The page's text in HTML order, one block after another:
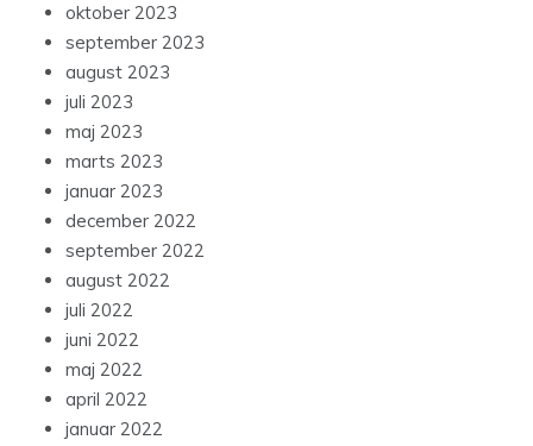
oktober 2023
september 2023
august 2023
juli 2023
maj 2023
marts 2023
januar 2023
december 2022
september 2022
august 2022
juli 2022
juni 2022
maj 2022
april 2022
januar 2022